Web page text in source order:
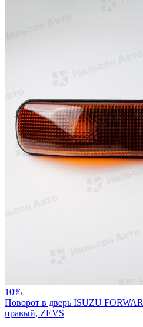
10%
Поворот в дверь ISUZU
правый, ZEVS